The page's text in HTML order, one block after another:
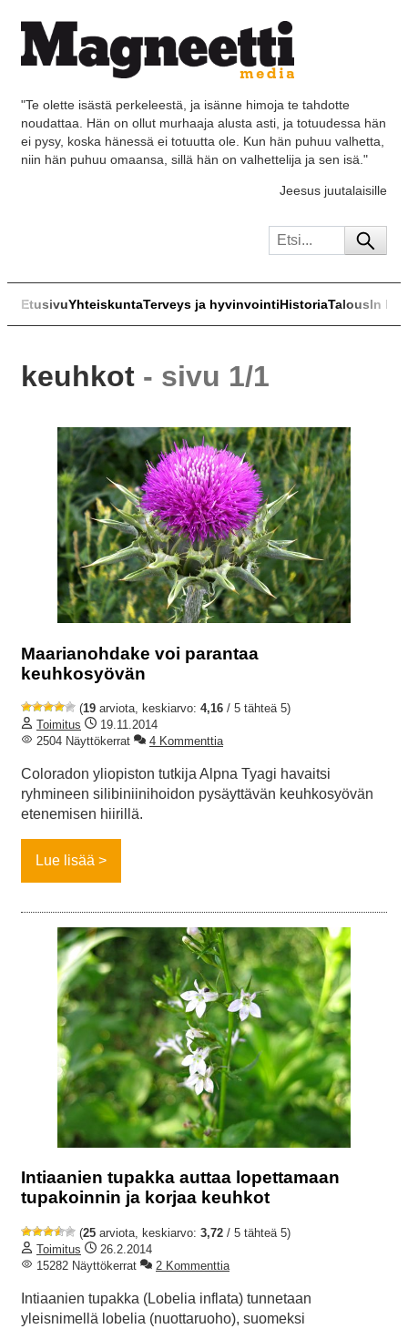
"Te olette isästä perkeleestä, ja isänne himoja te tahdotte
noudattaa. Hän on ollut murhaaja alusta asti, ja totuudessa hän
ei pysy, koska hänessä ei totuutta ole. Kun hän puhuu valhetta,
niin hän puhuu omaansa, sillä hän on valhettelija ja sen isä."
Jeesus juutalaisille
EtusivuYhteiskuntaTerveys ja hyvinvointiHistoriaTalousIn
keuhkot - sivu 1/1
Maarianohdake voi parantaa
keuhkosyövän
(19 arviota, keskiarvo: 4,16 / 5 tähteä 5)
Toimitus
19.11.2014
2504 Näyttökerrat
4 Kommenttia
Coloradon yliopiston tutkija Alpna Tyagi havaitsi
ryhmineen silibiniinihoidon pysäyttävän keuhkosyövän
etenemisen hiirillä.
Lue lisää
Intiaanien tupakka auttaa lopettamaan
tupakoinnin ja korjaa keuhkot
(25 arviota, keskiarvo: 3,72 / 5 tähteä 5)
Toimitus
26.2.2014
15282 Näyttökerrat
2 Kommenttia
Intiaanien tupakka (Lobelia inflata) tunnetaan
yleisnimellä lobelia (nuottaruoho), suomeksi